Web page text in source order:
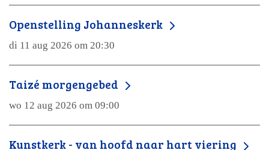
Openstelling Johanneskerk
di 11 aug 2026 om 20:30
Taizé morgengebed
wo 12 aug 2026 om 09:00
Kunstkerk - van hoofd naar hart viering